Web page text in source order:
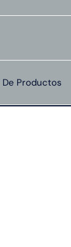
De Productos